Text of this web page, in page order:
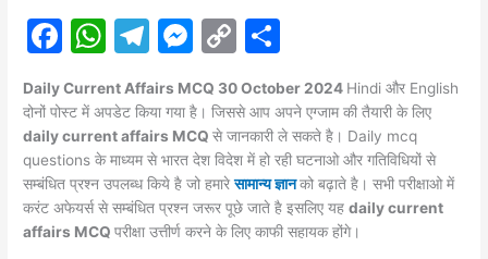
F
c
e
b
o
o
W
at
s
A
p
p
T
e
gr
a
m
M
s
s
e
n
g
C
p
y
Li
n
k
ar
e
Daily Current Affairs MCQ 30 October 2024 Hindi और English
दोनों पोस्ट में अपडेट किया गया है। जिससे आप अपने एग्जाम की तैयारी के लिए
daily current affairs MCQ से जानकारी ले सकते है। Daily mcq
questions के माध्यम से भारत देश विदेश में हो रही घटनाओ और गतिविधियों से
सम्बंधित प्रश्न उपलब्ध किये है जो हमारेसामान्य ज्ञानको बढ़ाते है। सभी परीक्षाओ में
करंटअफेयर्ससे सम्बंधित प्रश्न जरूर पूछे जाते है इसलिए यहdaily current
affairs MCQपरीक्षा उत्तीर्ण करने के लिए काफी सहायक होंगे।